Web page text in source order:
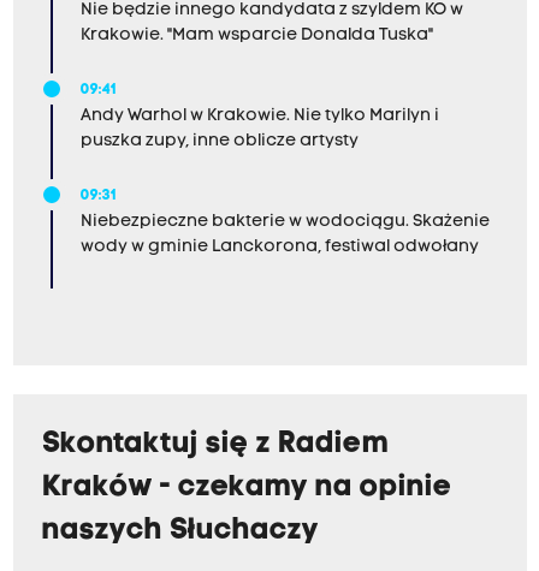
Nie będzie innego kandydata z szyldem KO w
Krakowie. "Mam wsparcie Donalda Tuska"
09:41
Andy Warhol w Krakowie. Nie tylko Marilyn i
puszka zupy, inne oblicze artysty
09:31
Niebezpieczne bakterie w wodociągu. Skażenie
wody w gminie Lanckorona, festiwal odwołany
Skontaktuj się z Radiem
Kraków - czekamy na opinie
naszych Słuchaczy